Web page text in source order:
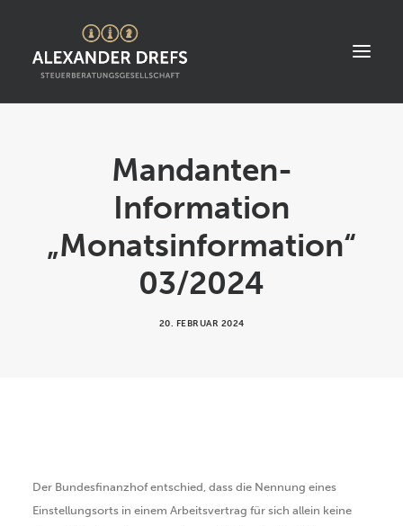
LEISTUNGEN
Mandanten-
Information
„Monatsinformation“
03/2024
20. FEBRUAR 2024
Der Bundesfinanzhof entschied, dass die Nennung eines
Einstellungsorts in einem Arbeitsvertrag für sich allein keine